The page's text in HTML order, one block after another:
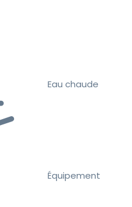
Eau chaude
Équipement